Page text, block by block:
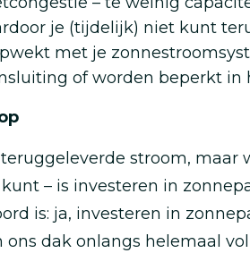
je (tijdelijk) niet kunt
met je
of worden beperkt in
stroom, maar
– is investeren in
is: ja, investeren in
dak onlangs helemaal